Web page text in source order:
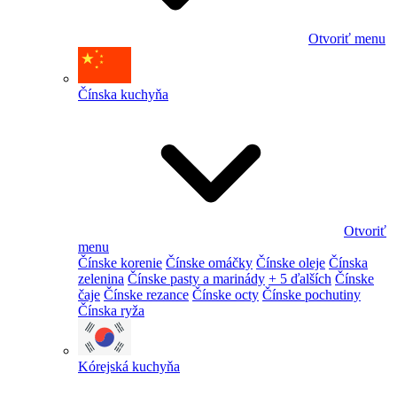
Otvoriť menu
Čínska kuchyňa
Otvoriť
menu
Čínske korenie Čínske omáčky Čínske oleje Čínska
zelenina Čínske pasty a marinády + 5 ďalších Čínske
čaje Čínske rezance Čínske octy Čínske pochutiny
Čínska ryža
Kórejská kuchyňa